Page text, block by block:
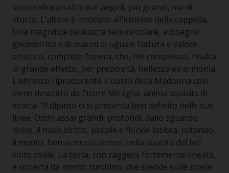
sono collocati altri due angeli, più grandi, ma di
stucco. L’altare è intonato all’insieme della cappella.
Una magnifica balaustra semicircolare, a disegno
geometrico e di marmi di uguale fattura e valore
artistico, completa l’opera, che, nel complesso, risulta
di grande effetto, per preziosità, bellezza ed armonia.
L’affresco riproducente il busto della Madonna così
viene descritto da Ettore Miraglia, anima squisita di
esteta: “Il dipinto ci sì presenta ben definito nelle sue
linee. Occhi assai grandi, profondi, dallo sguardo
dolce, il naso diritto, piccole e floride labbra, rotondo
il mento, ben armonizzantesi nella soavità del bel
volto ovale. La testa, con raggera fortemente lineata,
è coperta da manto turchino, che scende sulle spalle